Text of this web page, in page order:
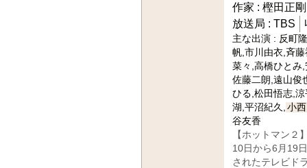
作家 : 樫田正剛
放送局 : TBS
主な出演 : 反町
帆,市川由衣,斉
菜々,高橋ひとみ
佐藤二朗,遠山俊
ひる,松田悟志,
湖,平沼紀久, 小
谷友香
【ホットマン２
10日から6月19
されたテレビド